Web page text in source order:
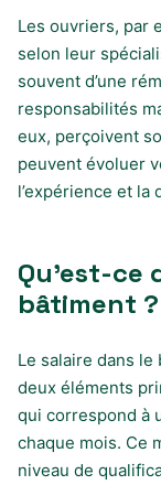
Les ouvriers, par
selon leur
souvent d’une
responsabilités
eux, perçoivent
peuvent évoluer
l’expérience et la
Qu’est-ce
bâtiment ?
Le salaire dans
deux éléments
qui correspond à
chaque mois. Ce
niveau de